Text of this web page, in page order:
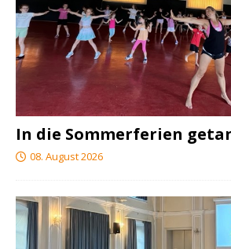
In die Sommerferien
08. August 2026